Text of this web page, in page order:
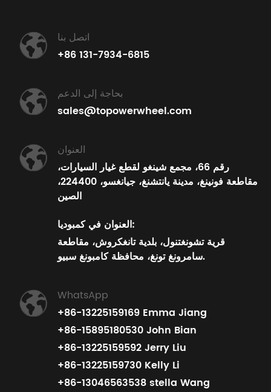
اتصل بنا
+86 131-7934-6815
بحاجة إلى الدعم
sales@topowerwheel.com
العنوان
رقم 66، مجمع شينغو لقطع غيار السيارات،
مقاطعة فونينغ، مدينة يانتشنغ، جيانغسو، 224400،
الصين
العنوان في كمبوديا:
قرية تشونغتنول، بلدية تانغكروش، مقاطعة
سامرونغ تونغ، محافظة كامبونغ سبيو.
WhatsApp
+86-13225159169 Emma Jiang
+86-15895180530 John Bian
+86-13225159592 Jerry Liu
+86-13225159730 Kelly Li
+86-13046563538 stella Wang